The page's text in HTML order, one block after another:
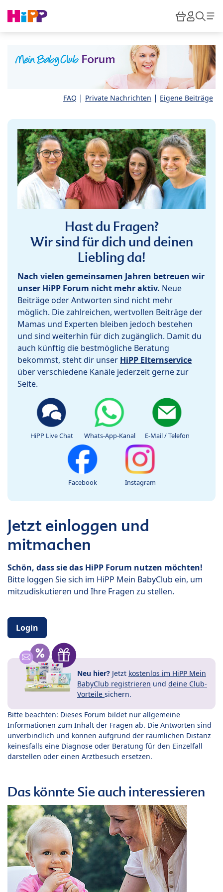
HiPP
FAQ | Private Nachrichten | Eigene Beiträge
Hast du Fragen?
Wir sind für dich und deinen
Liebling da!
Nach vielen gemeinsamen Jahren betreuen wir
unser HiPP Forum nicht mehr aktiv. Neue
Beiträge oder Antworten sind nicht mehr
möglich. Die zahlreichen, wertvollen Beiträge der
Mamas und Experten bleiben jedoch bestehen
und sind weiterhin für dich zugänglich. Damit du
auch künftig die bestmögliche Beratung
bekommst, steht dir unser HiPP Elternservice
über verschiedene Kanäle jederzeit gerne zur
Seite.
HiPP Live Chat Whats-App-Kanal E-Mail / Telefon
Facebook Instagram
Jetzt einloggen und
mitmachen
Schön, dass sie das HiPP Forum nutzen möchten!
Bitte loggen Sie sich im HiPP Mein BabyClub ein, um
mitzudiskutieren und Ihre Fragen zu stellen.
Login
Neu hier? Jetzt kostenlos im HiPP Mein
BabyClub registrieren und deine Club-
Vorteile sichern.
Bitte beachten: Dieses Forum bildet nur allgemeine
Informationen zum Inhalt der Fragen ab. Die Antworten sind
unverbindlich und können aufgrund der räumlichen Distanz
keinesfalls eine Diagnose oder Beratung für den Einzelfall
darstellen oder einen Arztbesuch ersetzen.
Das könnte Sie auch interessieren